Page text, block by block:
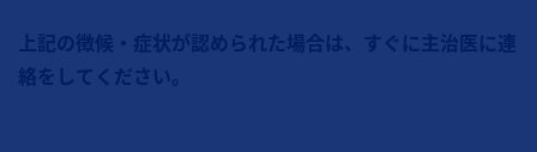
上記の徴候・症状が認められた場合は、すぐに主治医に連
絡をしてください。